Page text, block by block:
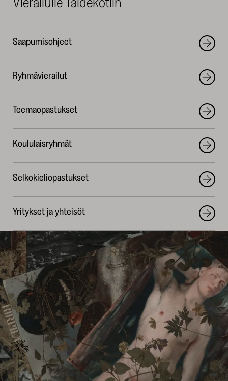
Saapumisohjeet
Ryhmävierailut
Teemaopastukset
Koululaisryhmät
Selkokieliopastukset
Yritykset ja yhteisöt